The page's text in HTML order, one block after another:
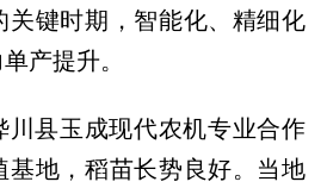
关键时期，智能化、精细化
产提升。
川县玉成现代农机专业合作
地，稻苗长势良好。当地